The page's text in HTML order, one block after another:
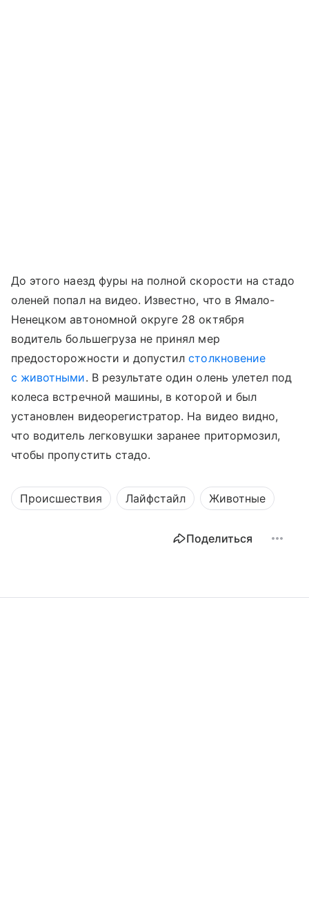
До этого наезд фуры на полной скорости на стадо
оленей попал на видео. Известно, что в Ямало-
Ненецком автономной округе 28 октября
водитель большегруза не принял мер
предосторожности и допустилстолкновение
с животными. В результате один олень улетел под
колеса встречной машины, в которой и был
установлен видеорегистратор. На видео видно,
что водитель легковушки заранее притормозил,
чтобы пропустить стадо.
Происшествия Лайфстайл Животные
Поделиться